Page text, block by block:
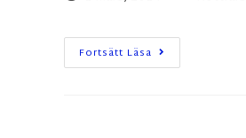
Fortsätt Läsa